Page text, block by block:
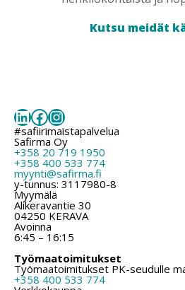
Kutsu meidät
LinkedIn
Facebook
Instagram
#safiirimaistapalvelua
Safirma Oy
+358 20 719 1950
+358 400 533 774
myynti@safirma.fi
y-tunnus: 3117980-8
Myymälä
Alikeravantie 30
04250 KERAVA
Avoinna
6:45 – 16:15
Työmaatoimitukset
Työmaatoimitukset PK-seudulle
+358 400 533 774